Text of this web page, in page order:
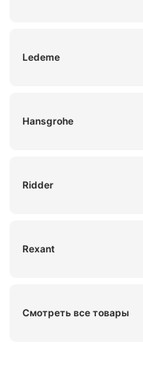
Ledeme
Hansgrohe
Ridder
Rexant
Смотреть все товары